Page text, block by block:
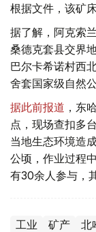
根据文件，该矿
据了解，阿克索
桑德克套县交界
巴尔卡希诺村西
舍套国家级自然
据此前报道 ，东
点，现场查扣多
当地生态环境造
公顷，作业过程
有30余人参与，
工业 矿产 北